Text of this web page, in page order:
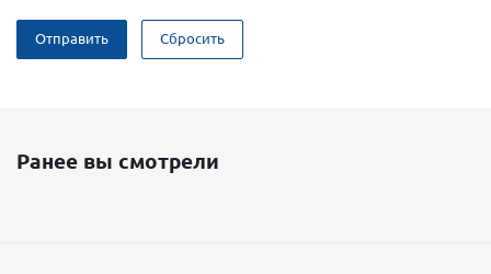
Отправить Сбросить
Ранее вы смотрели